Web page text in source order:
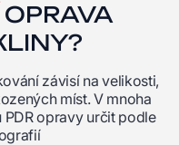
OPRAVA
závisí na velikosti,
míst. V mnoha
opravy určit podle